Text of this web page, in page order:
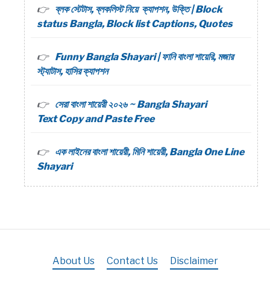
ব্লক স্টেটাস, ব্লকলিস্ট নিয়ে ক্যাপশন, উক্তি | Block
status Bangla, Block list Captions, Quotes
Funny Bangla Shayari | ফানি বাংলা শায়েরি, মজার
স্ট্যাটাস, হাসির ক্যাপশন
সেরা বাংলা শায়েরী ২০২৬ ~ Bangla Shayari
Text Copy and Paste Free
এক লাইনের বাংলা শায়েরী, মিনি শায়েরী, Bangla One Line
Shayari
About Us Contact Us Disclaimer